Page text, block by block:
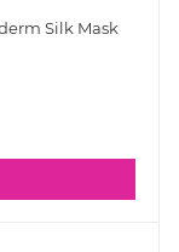
Silk Mask